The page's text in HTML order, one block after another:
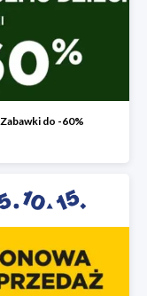
Zabawki do -60%